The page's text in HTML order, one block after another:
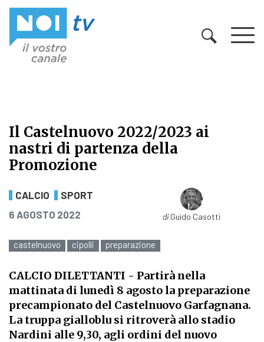
Il Castelnuovo 2022/2023 ai
nastri di partenza della
Promozione
Il Castelnuovo 2022/2023 ai
CALCIO
SPORT
PUBBLICATO IL
6 AGOSTO 2022 diGuido Casotti
castelnuovo cipolli preparazione
CALCIO DILETTANTI - Partirà nella
mattinata di lunedì 8 agosto la preparazione
precampionato del Castelnuovo Garfagnana.
La truppa gialloblu si ritroverà allo stadio
Nardini alle 9,30, agli ordini del nuovo